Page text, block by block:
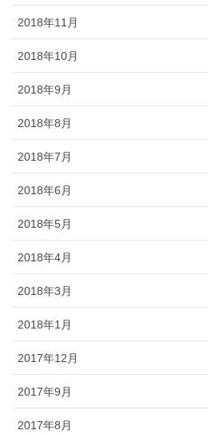
2018年11月
2018年10月
2018年9月
2018年8月
2018年7月
2018年6月
2018年5月
2018年4月
2018年3月
2018年1月
2017年12月
2017年9月
2017年8月